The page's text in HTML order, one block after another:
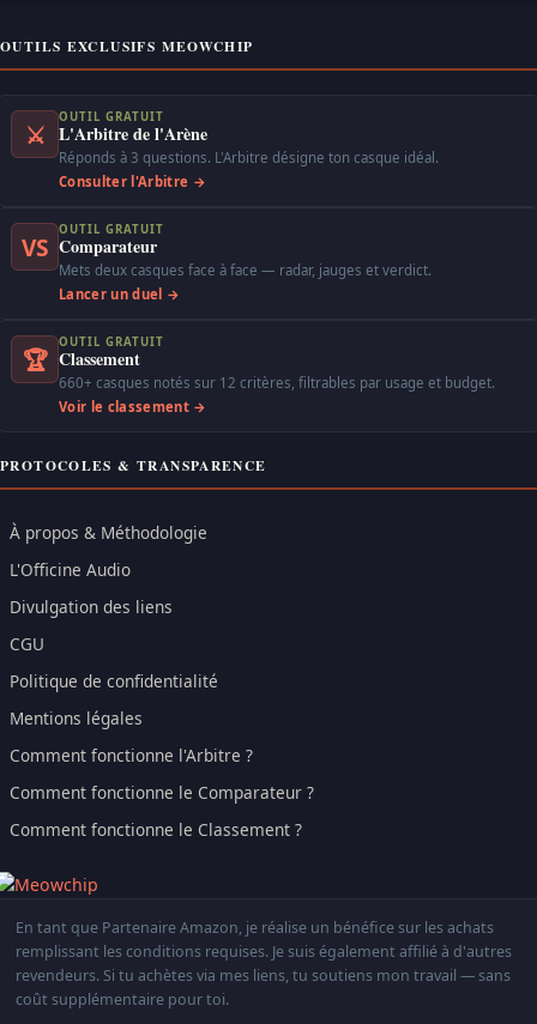
OUTILS EXCLUSIFS MEOWCHIP
⚔
OUTIL GRATUIT
L'Arbitre de l'Arène
Réponds à 3 questions. L'Arbitre désigne ton casque idéal.
Consulter l'Arbitre →
VS
OUTIL GRATUIT
Comparateur
Mets deux casques face à face — radar, jauges et verdict.
Lancer un duel →
🏆
OUTIL GRATUIT
Classement
660+ casques notés sur 12 critères, filtrables par usage et budget.
Voir le classement →
PROTOCOLES & TRANSPARENCE
À propos & Méthodologie
L'Officine Audio
Divulgation des liens
CGU
Politique de confidentialité
Mentions légales
Comment fonctionne l'Arbitre ?
Comment fonctionne le Comparateur ?
Comment fonctionne le Classement ?
En tant que Partenaire Amazon, je réalise un bénéfice sur les achats
remplissant les conditions requises. Je suis également affilié à d'autres
revendeurs. Si tu achètes via mes liens, tu soutiens mon travail — sans
coût supplémentaire pour toi.